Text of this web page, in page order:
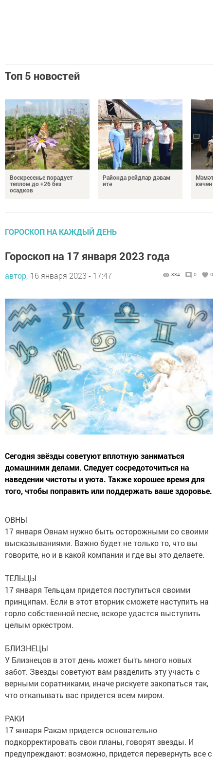
Топ 5 новостей
Воскресенье порадует
теплом до +26 без
осадков
Районда рейдлар дәвам
итә
көчен
ГОРОСКОП НА КАЖДЫЙ ДЕНЬ
Гороскоп на 17 января 2023 года
автор, 16 января 2023 - 17:47 834 0 0
Сегодня звёзды советуют вплотную заниматься
домашними делами. Следует сосредоточиться на
наведении чистоты и уюта. Также хорошее время для
того, чтобы поправить или поддержать ваше здоровье.
ОВНЫ
17 января Овнам нужно быть осторожными со своими
высказываниями. Важно будет не только то, что вы
говорите, но и в какой компании и где вы это делаете.
ТЕЛЬЦЫ
17 января Тельцам придется поступиться своими
принципам. Если в этот вторник сможете наступить на
горло собственной песне, вскоре удастся выступить
целым оркестром.
БЛИЗНЕЦЫ
У Близнецов в этот день может быть много новых
забот. Звезды советуют вам разделить эту участь с
верными соратниками, иначе рискуете закопаться так,
что откапывать вас придется всем миром.
РАКИ
17 января Ракам придется основательно
подкорректировать свои планы, говорят звезды. И
предупреждают: возможно, придется перевернуть все с